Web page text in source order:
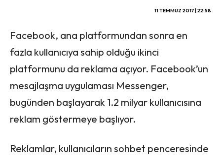
11 TEMMUZ 2017 | 22:58
Facebook, ana platformundan sonra en
fazla kullanıcıya sahip olduğu ikinci
platformunu da reklama açıyor. Facebook’un
mesajlaşma uygulaması Messenger,
bugünden başlayarak 1.2 milyar kullanıcısına
reklam göstermeye başlıyor.
Reklamlar, kullanıcıların sohbet penceresinde